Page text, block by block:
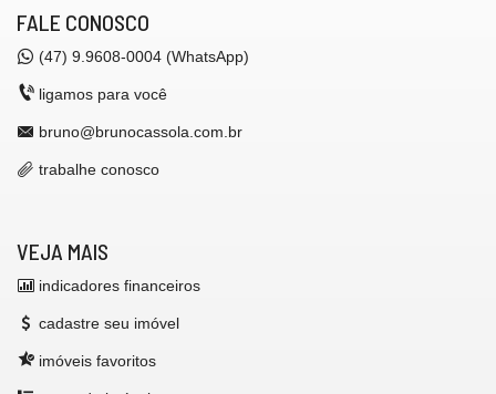
FALE CONOSCO
(47) 9.9608-0004 (WhatsApp)
ligamos para você
bruno@brunocassola.com.br
trabalhe conosco
VEJA MAIS
indicadores financeiros
cadastre seu imóvel
imóveis favoritos